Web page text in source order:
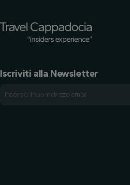
Iscriviti alla Newsletter